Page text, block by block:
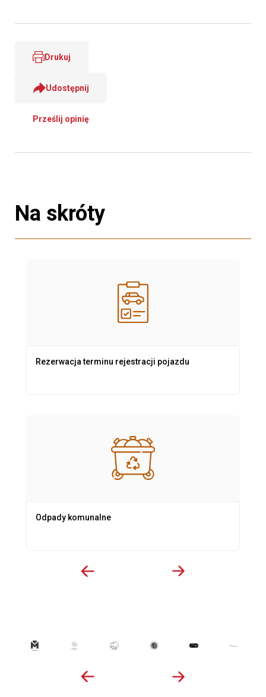
Drukuj
Udostępnij
Prześlij opinię
Na skróty
Rezerwacja terminu rejestracji pojazdu
Odpady komunalne